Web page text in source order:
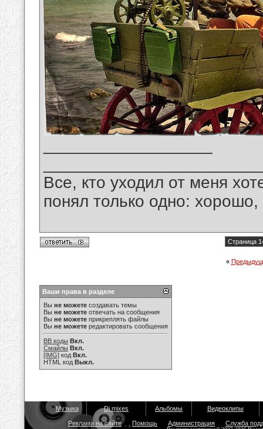
Все, кто уходил от меня
понял только одно:
Страница
«
Ваши права в разделе
Вы не можете создавать темы
Вы не можете отвечать на сообщения
Вы не можете прикреплять файлы
Вы не можете редактировать сообщения
BB коды Вкл.
Смайлы Вкл.
[IMG] код Вкл.
HTML код Выкл.
Музыка Dj mixes Альбомы Видеоклипы
Реклама на сайте Помощь Администрация Служба